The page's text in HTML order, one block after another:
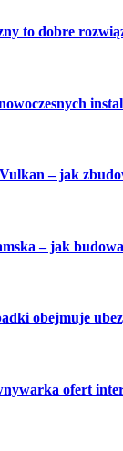
to dobre
– jak
– jak
obejmuje
ofert